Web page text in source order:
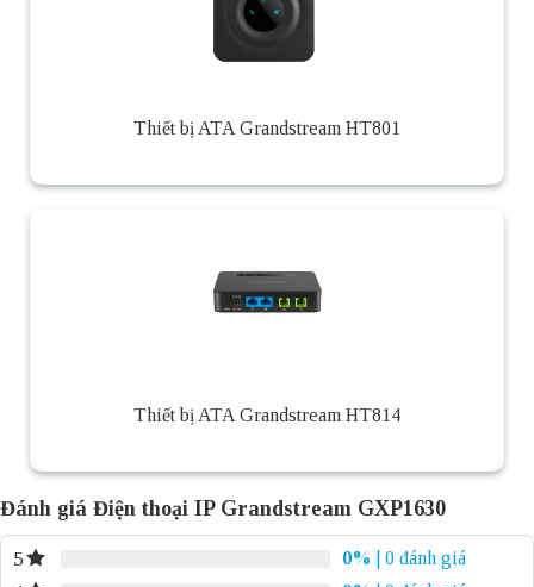
Thiết bị ATA Grandstream HT801
Thiết bị ATA Grandstream HT814
Đánh giá Điện thoại IP Grandstream GXP1630
5 0%
| 0 đánh giá